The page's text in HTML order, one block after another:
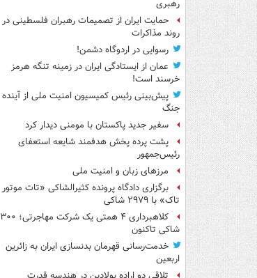
رهبری
حمایت ایران از تصمیمات رهبران فلسطینی در
روند مذاکرات
رسوایی در اردوگاه دشمن!
عمان از ایستادگی ایران در زمینه تنگه هرمز
خرسند است!
پیش‌بینی رئیس کمیسیون امنیت ملی از آینده
جنگ
سفیر جدید پاکستان با مومنی دیدار کرد
پشت پرده پخش هدفمند شایعه استعفای
رئیس‌جمهور
مرزهای زبان و امنیت ملی
برگزاری دادگاه پرونده کثیرالشاکی «تات موتور
تاک» با ۲۹۷۹ شاکی
کلاهبرداری ۴ همتی یک شرکت مهاجرتی؛ ۳۰۰
شاکی تاکنون
خدمت‌رسانی قهرمان بدنسازی ایران به زائرین
اربعین